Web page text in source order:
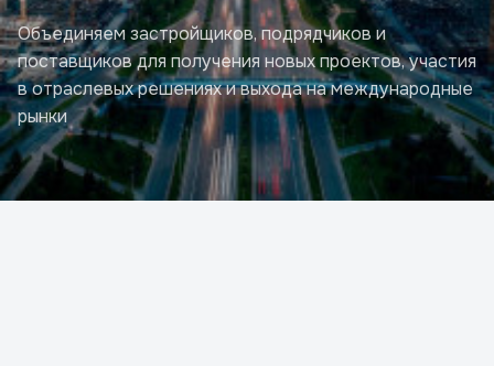
Объединяем застройщиков, подрядчиков и
поставщиков для получения новых проектов, участия
в отраслевых решениях и выхода на международные
рынки